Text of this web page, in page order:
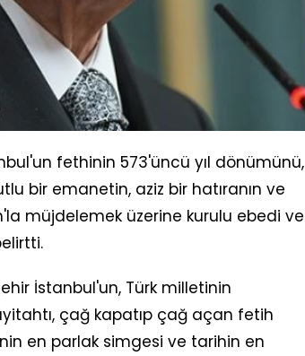
fethinin 573'üncü yıl dönümünü,
bir emanetin, aziz bir hatıranın ve
müjdelemek üzerine kurulu ebedi ve
İstanbul'un, Türk milletinin
çağ kapatıp çağ açan fetih
en parlak simgesi ve tarihin en